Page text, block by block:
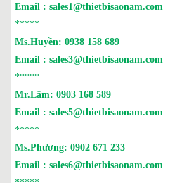
Email : sales1@thietbisaonam.com
*****
Ms.Huyền: 0938 158 689
Email : sales3@thietbisaonam.com
*****
Mr.Lâm: 0903 168 589
Email : sales5@thietbisaonam.com
*****
Ms.Phương: 0902 671 233
Email : sales6@thietbisaonam.com